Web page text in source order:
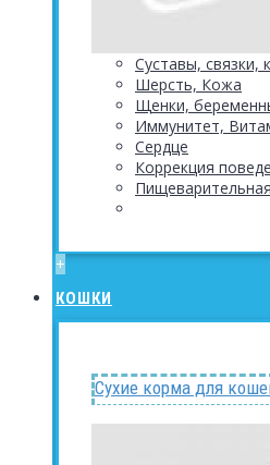
Суставы, связки,
Шерсть, Кожа
Щенки,
Иммунитет,
Сердце
Коррекция
+
КОШКИ
Сухие корма для